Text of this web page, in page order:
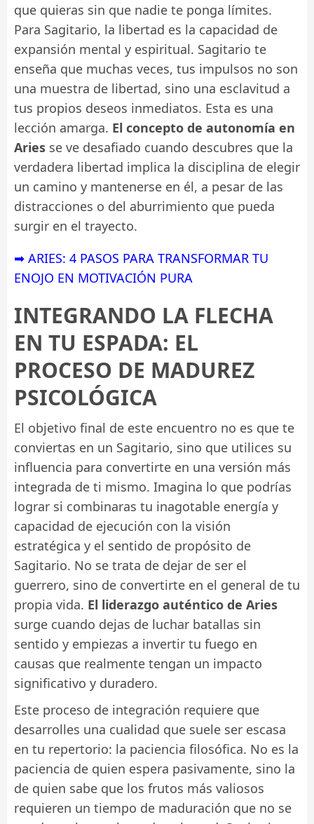
que quieras sin que nadie te ponga límites.
Para Sagitario, la libertad es la capacidad de
expansión mental y espiritual. Sagitario te
enseña que muchas veces, tus impulsos no son
una muestra de libertad, sino una esclavitud a
tus propios deseos inmediatos. Esta es una
lección amarga. El concepto de autonomía en
Aries se ve desafiado cuando descubres que la
verdadera libertad implica la disciplina de elegir
un camino y mantenerse en él, a pesar de las
distracciones o del aburrimiento que pueda
surgir en el trayecto.
➡ ARIES: 4 PASOS PARA TRANSFORMAR TU
ENOJO EN MOTIVACIÓN PURA
INTEGRANDO LA FLECHA
EN TU ESPADA: EL
PROCESO DE MADUREZ
PSICOLÓGICA
El objetivo final de este encuentro no es que te
conviertas en un Sagitario, sino que utilices su
influencia para convertirte en una versión más
integrada de ti mismo. Imagina lo que podrías
lograr si combinaras tu inagotable energía y
capacidad de ejecución con la visión
estratégica y el sentido de propósito de
Sagitario. No se trata de dejar de ser el
guerrero, sino de convertirte en el general de tu
propia vida. El liderazgo auténtico de Aries
surge cuando dejas de luchar batallas sin
sentido y empiezas a invertir tu fuego en
causas que realmente tengan un impacto
significativo y duradero.
Este proceso de integración requiere que
desarrolles una cualidad que suele ser escasa
en tu repertorio: la paciencia filosófica. No es la
paciencia de quien espera pasivamente, sino la
de quien sabe que los frutos más valiosos
requieren un tiempo de maduración que no se